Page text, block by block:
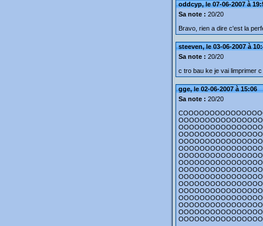
oddcyp, le 07-06-2007 à
Sa note : 20/20
Bravo, rien a dire c'est la
steeven, le 03-06-2007 à
Sa note : 20/20
c tro bau ke je vai limprimer
gge, le 02-06-2007 à 15:06
Sa note : 20/20